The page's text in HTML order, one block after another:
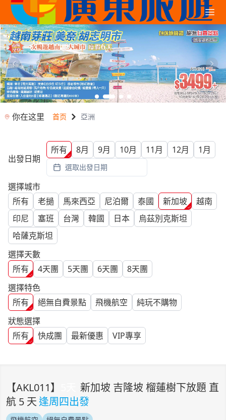
你在这里 首页 亞洲
出發日期
所有 8月 9月 10月 11月 12月 1月
選取出發日期
選擇城市
所有
老撾 馬來西亞 尼泊爾 泰國 新加坡
越南
印尼
塞班 台灣 韓國 日本
烏茲別克斯坦
哈薩克斯坦
選擇天數
所有
4天團 5天團 6天團 8天團
選擇特色
所有
絕無自費景點 飛機航空
純玩不購物
狀態選擇
所有
快成團 最新優惠 VIP專享
【AKL011】
新加坡 吉隆坡 榴蓮樹下放題 直
航 5 天逢周四出發